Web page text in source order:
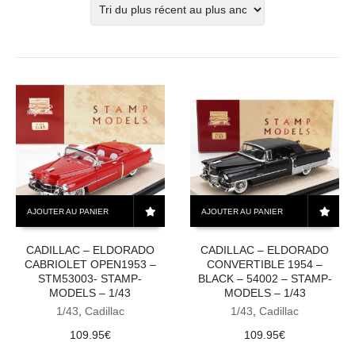
AJOUTER AU PANIER
CADILLAC – ELDORADO
CABRIOLET OPEN1953 –
STM53003- STAMP-
MODELS – 1/43
1/43 Cadillac
109.95€
AJOUTER AU PANIER
CADILLAC – ELDORADO
CONVERTIBLE 1954 –
BLACK – 54002 – STAMP-
MODELS – 1/43
1/43 ,Cadillac
109.95€